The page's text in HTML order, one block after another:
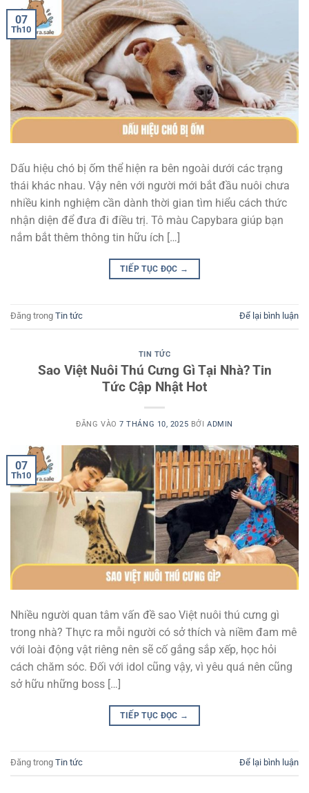
07
Th10
Dấu hiệu chó bị ốm thể hiện ra bên ngoài dưới các trạng
thái khác nhau. Vậy nên với người mới bắt đầu nuôi chưa
nhiều kinh nghiệm cần dành thời gian tìm hiểu cách thức
nhận diện để đưa đi điều trị. Tô màu Capybara giúp bạn
nắm bắt thêm thông tin hữu ích […]
TIẾP TỤC ĐỌC →
Đăng trong Tin tức Để lại bình luận
TIN TỨC
Sao Việt Nuôi Thú Cưng Gì Tại Nhà? Tin
Tức Cập Nhật Hot
ĐĂNG VÀO7 THÁNG 10, 2025 BỞI ADMIN
07
Th10
Nhiều người quan tâm vấn đề sao Việt nuôi thú cưng gì
trong nhà? Thực ra mỗi người có sở thích và niềm đam mê
với loài động vật riêng nên sẽ cố gắng sắp xếp, học hỏi
cách chăm sóc. Đối với idol cũng vậy, vì yêu quá nên cũng
sở hữu những boss […]
TIẾP TỤC ĐỌC →
Đăng trong Tin tức Để lại bình luận